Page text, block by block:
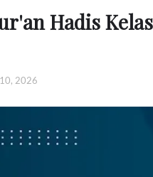
Hadis
2026